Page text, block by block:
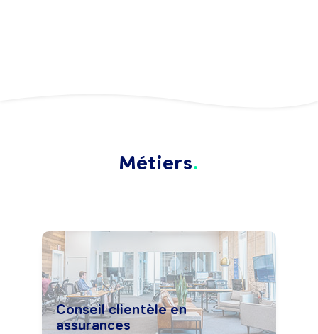
Métiers
Conseil clientèle en
assurances